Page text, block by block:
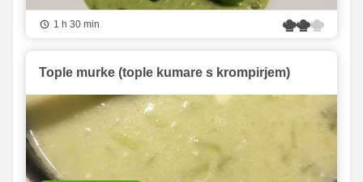
1 h 30 min
Tople murke (tople kumare s krompirjem)